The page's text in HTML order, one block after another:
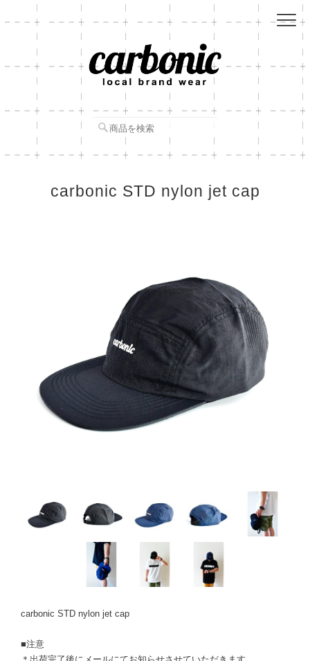
carbonic STD nylon jet cap
carbonic STD nylon jet cap
■注意